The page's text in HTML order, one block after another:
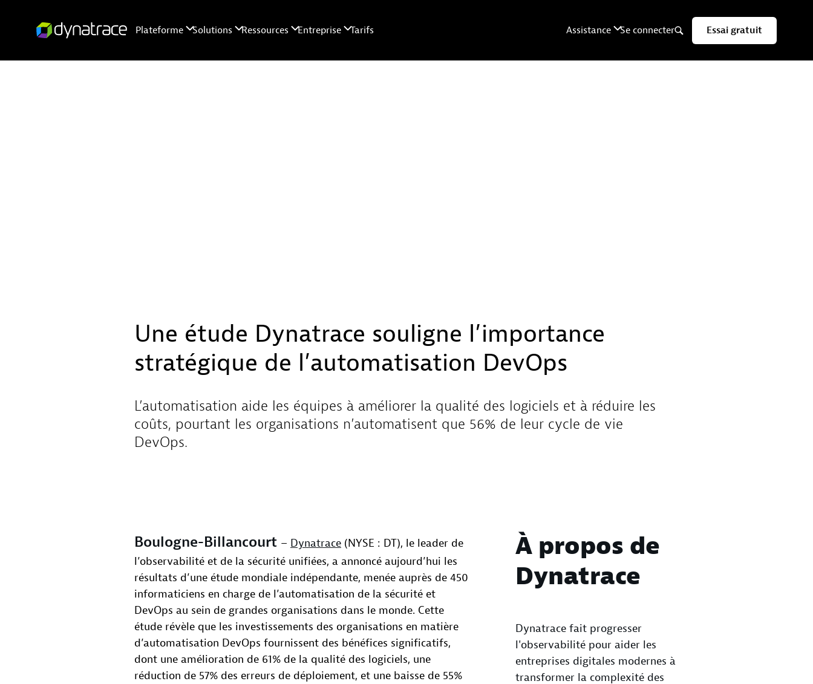
Une étude Dynatrace souligne l’importance
stratégique de l’automatisation DevOps
L’automatisation aide les équipes à améliorer la qualité des logiciels et à réduire les
coûts, pourtant les organisations n’automatisent que 56% de leur cycle de vie
DevOps.
Boulogne-Billancourt – Dynatrace (NYSE : DT), le leader de
l’observabilité et de la sécurité unifiées, a annoncé aujourd’hui les
résultats d’une étude mondiale indépendante, menée auprès de 450
informaticiens en charge de l’automatisation de la sécurité et
DevOps au sein de grandes organisations dans le monde. Cette
étude révèle que les investissements des organisations en matière
d’automatisation DevOps fournissent des bénéfices significatifs,
dont une amélioration de 61% de la qualité des logiciels, une
réduction de 57% des erreurs de déploiement, et une baisse de 55%
À propos de
Dynatrace
Dynatrace fait progresser
l'observabilité pour aider les
entreprises digitales modernes à
transformer la complexité des